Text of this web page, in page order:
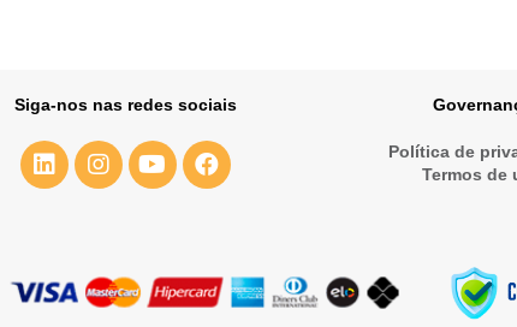
Siga-nos nas redes sociais
Política de
Termos de